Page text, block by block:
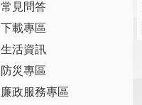
常見問答
下載專區
生活資訊
防災專區
廉政服務專區